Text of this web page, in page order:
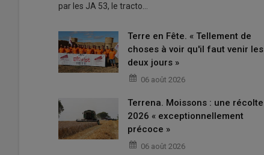
par les JA 53, le tracto…
Terre en Fête. « Tellement de
choses à voir qu'il faut venir les
deux jours »
06 août 2026
Terrena. Moissons : une récolte
2026 « exceptionnellement
précoce »
06 août 2026